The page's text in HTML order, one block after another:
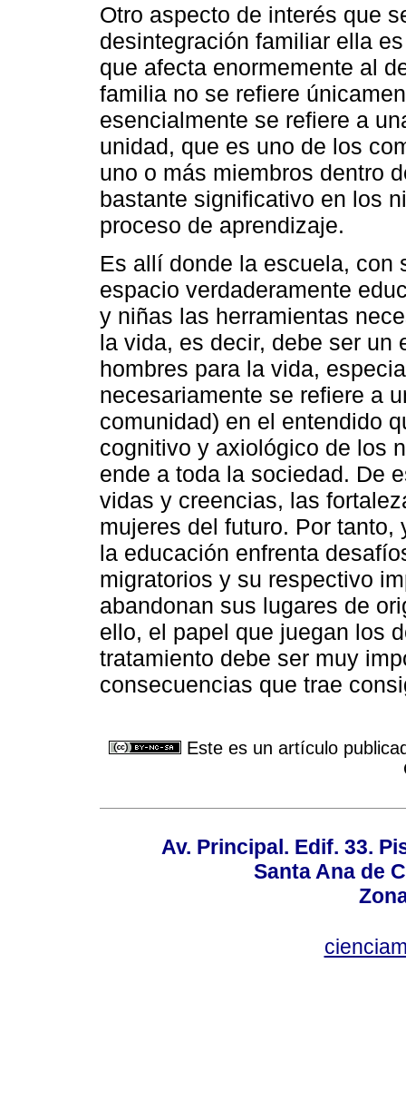
Otro aspecto de interés que
desintegración familiar ella
que afecta enormemente al
familia no se refiere
esencialmente se refiere a
unidad, que es uno de los
uno o más miembros dentro
bastante significativo en los
proceso de aprendizaje.
Es allí donde la escuela, con
espacio verdaderamente
y niñas las herramientas
la vida, es decir, debe ser un
hombres para la vida,
necesariamente se refiere a
comunidad) en el entendido
cognitivo y axiológico de los
ende a toda la sociedad. De
vidas y creencias, las
mujeres del futuro. Por
la educación enfrenta
migratorios y su respectivo
abandonan sus lugares de
ello, el papel que juegan los
tratamiento debe ser muy
consecuencias que trae
Este es un artículo
Av. Principal. Edif. 33.
Santa Ana de